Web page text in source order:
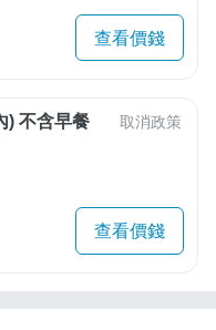
查看價錢
) 不含早餐 取消政策
查看價錢